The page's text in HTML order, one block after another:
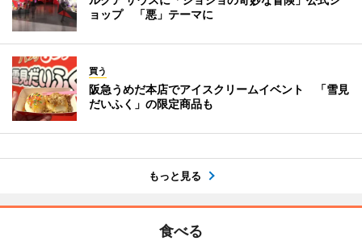
ョップ 「悪」テーマに
買う
阪急うめだ本店でアイスクリームイベント 「雪見
だいふく」の限定商品も
もっと見る
食べる